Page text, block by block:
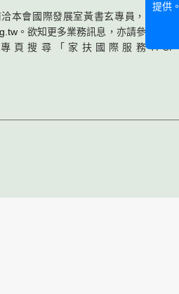
本會國際發展室黃書玄專員，連絡電
。欲知更多業務訊息，亦請參閱英文
頁搜尋「家扶國際服務TFCF
提供。